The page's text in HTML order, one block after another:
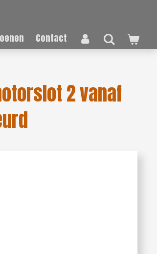
Contact
2 vanaf